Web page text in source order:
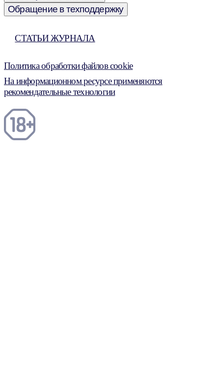
Обращение в техподдержку
СТАТЬИ ЖУРНАЛА
Политика обработки файлов cookie
На информационном ресурсе применяются
рекомендательные технологии